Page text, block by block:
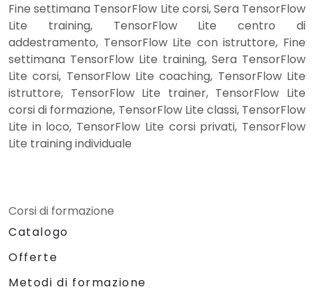
Fine settimana TensorFlow Lite corsi, Sera TensorFlow
Lite training, TensorFlow Lite centro di
addestramento, TensorFlow Lite con istruttore, Fine
settimana TensorFlow Lite training, Sera TensorFlow
Lite corsi, TensorFlow Lite coaching, TensorFlow Lite
istruttore, TensorFlow Lite trainer, TensorFlow Lite
corsi di formazione, TensorFlow Lite classi, TensorFlow
Lite in loco, TensorFlow Lite corsi privati, TensorFlow
Lite training individuale
Corsi di formazione
Catalogo
Offerte
Metodi di formazione